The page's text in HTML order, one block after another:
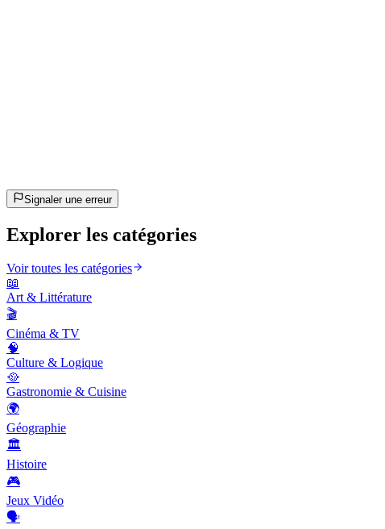
Signaler une erreur
Explorer les catégories
Voir toutes les catégories
📖
Art & Littérature
🎬
Cinéma & TV
🧠
Culture & Logique
🥘
Gastronomie & Cuisine
🌍
Géographie
🏛️
Histoire
🎮
Jeux Vidéo
🗣️